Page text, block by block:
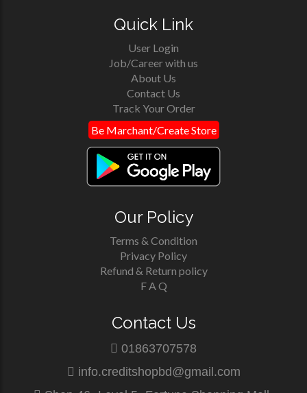
Quick Link
User Login
Job/Career with us
About Us
Contact Us
Track Your Order
Be Marchant/Create Store
Our Policy
Terms & Condition
Privacy Policy
Refund & Return policy
F A Q
Contact Us
01863707578
info.creditshopbd@gmail.com